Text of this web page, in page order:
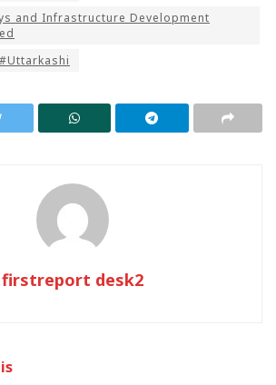
and Infrastructure Development
#Uttarkashi
firstreport desk2